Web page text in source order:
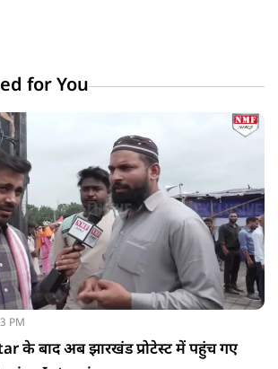
for You
PM
के बाद अब झारखंड प्रोटेस्ट में पहुंच गए